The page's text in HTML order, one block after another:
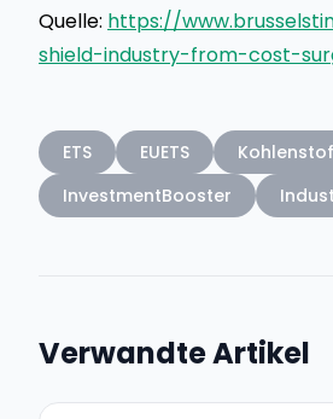
Quelle: https://
shield-industry-from-cost-
ETS EUETS
InvestmentBooster
Verwandte Artikel